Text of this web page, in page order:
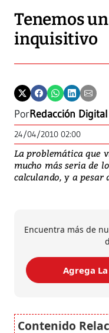
Tenemos
inquisitivo
PorRedacción
24/04/2010 02:00
La problemática que
mucho más seria de
calculando, y a pesar
Encuentra más de
Agrega